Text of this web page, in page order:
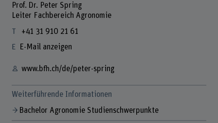
Prof. Dr. Peter Spring
Leiter Fachbereich Agronomie
+41 31 910 21 61
E-Mail anzeigen
www.bfh.ch/de/peter-spring
Weiterführende Informationen
Bachelor Agronomie Studienschwerpunkte